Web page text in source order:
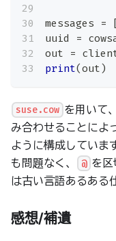
messages =
uuid
=
out
=
print(out )
suse.cow を用いて
み合わせることによ
ように構成していま
も問題なく、
@ を
は古い言語あるある
感想/補遺